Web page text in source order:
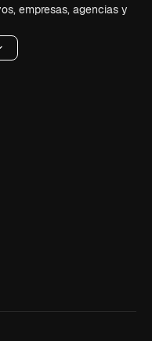
empresas, agencias y